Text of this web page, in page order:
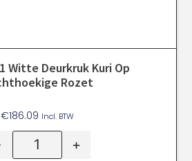
Witte Deurkruk Kuri Op
Rozet
€186.09 Incl. BTW
+